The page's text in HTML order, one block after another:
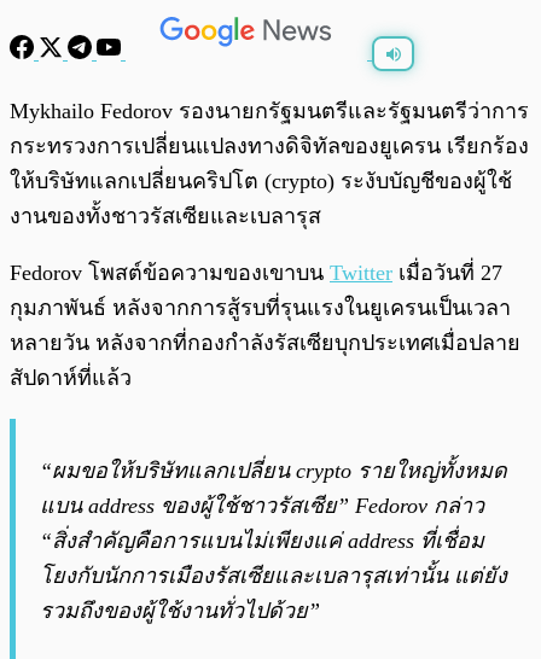
/0:00
Mykhailo Fedorov รองนายกรัฐมนตรีและรัฐมนตรีว่าการ
กระทรวงการเปลี่ยนแปลงทางดิจิทัลของยูเครน เรียกร้อง
ให้บริษัทแลกเปลี่ยนคริปโต (crypto) ระงับบัญชีของผู้ใช้
งานของทั้งชาวรัสเซียและเบลารุส
Fedorov โพสต์ข้อความของเขาบน Twitter เมื่อวันที่ 27
กุมภาพันธ์ หลังจากการสู้รบที่รุนแรงในยูเครนเป็นเวลา
หลายวัน หลังจากที่กองกำลังรัสเซียบุกประเทศเมื่อปลาย
สัปดาห์ที่แล้ว
“ผมขอให้บริษัทแลกเปลี่ยน crypto รายใหญ่ทั้งหมด
แบน address ของผู้ใช้ชาวรัสเซีย” Fedorov กล่าว
“สิ่งสำคัญคือการแบนไม่เพียงแค่ address ที่เชื่อม
โยงกับนักการเมืองรัสเซียและเบลารุสเท่านั้น แต่ยัง
รวมถึงของผู้ใช้งานทั่วไปด้วย”